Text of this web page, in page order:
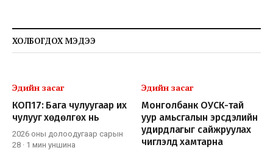
ХОЛБОГДОХ МЭДЭЭ
Эдийн засаг
КОП17: Бага чулуугаар их
чулууг хөдөлгөх нь
2026 оны долоодугаар сарын
28 · 1 мин уншина
Эдийн засаг
Монголбанк ОУСК-тай
уур амьсгалын эрсдэлийн
удирдлагыг сайжруулах
чиглэлд хамтарна